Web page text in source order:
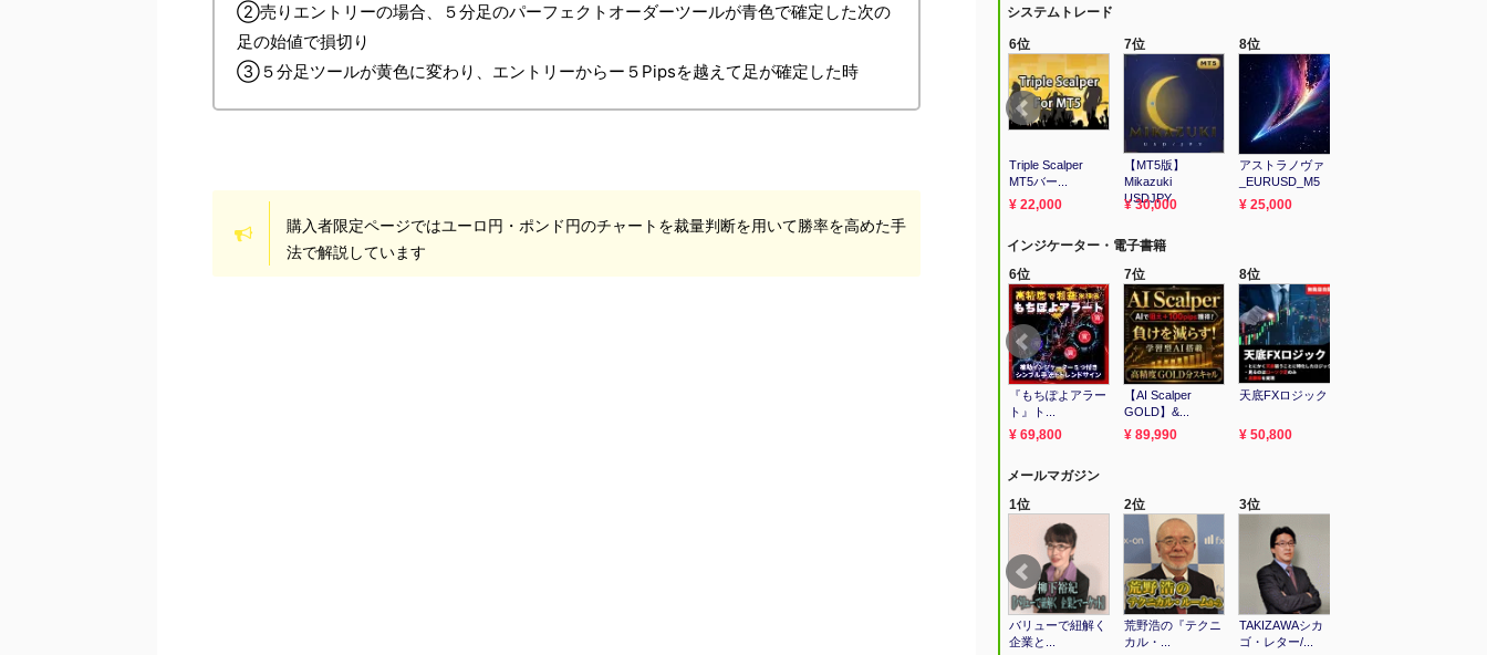
②売りエントリーの場合、５分足のパーフェクトオーダーツールが青色で確定した次の
足の始値で損切り
③５分足ツールが黄色に変わり、エントリーからー５Pipsを越えて足が確定した時
購入者限定ページではユーロ円・ポンド円のチャートを裁量判断を用いて勝率を高めた手
法で解説しています